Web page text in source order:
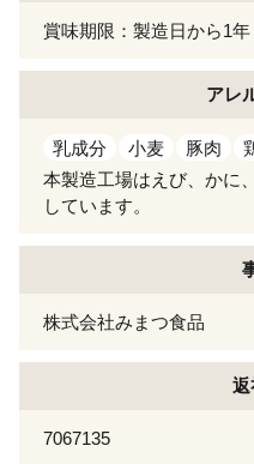
賞味期限：製造日から1年
アレ
乳成分 小麦 豚肉
本製造工場はえび、かに
しています。
株式会社みまつ食品
返
7067135